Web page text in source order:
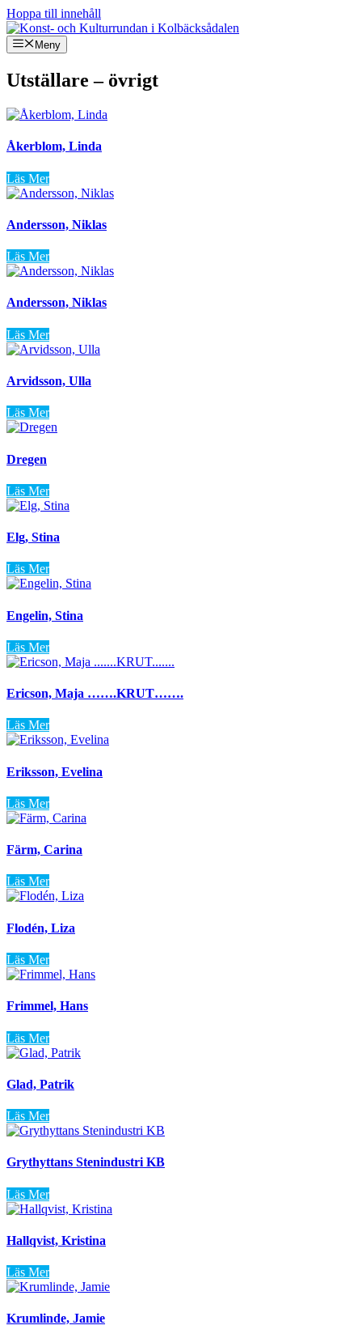
Hoppa till innehåll
Meny
Utställare – övrigt
Åkerblom, Linda
Läs Mer
Andersson, Niklas
Läs Mer
Andersson, Niklas
Läs Mer
Arvidsson, Ulla
Läs Mer
Dregen
Läs Mer
Elg, Stina
Läs Mer
Engelin, Stina
Läs Mer
Ericson, Maja …….KRUT…….
Läs Mer
Eriksson, Evelina
Läs Mer
Färm, Carina
Läs Mer
Flodén, Liza
Läs Mer
Frimmel, Hans
Läs Mer
Glad, Patrik
Läs Mer
Grythyttans Stenindustri KB
Läs Mer
Hallqvist, Kristina
Läs Mer
Krumlinde, Jamie